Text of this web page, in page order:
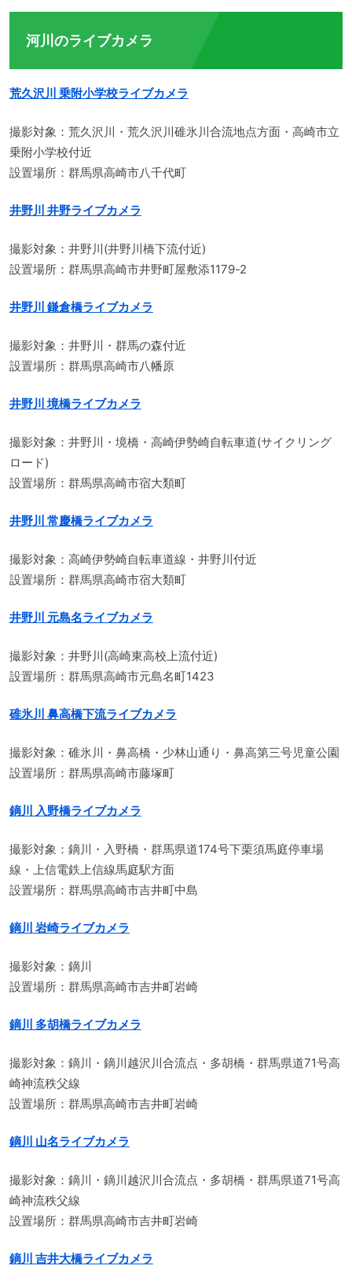
河川のライブカメラ
荒久沢川 乗附小学校ライブカメラ
撮影対象：荒久沢川・荒久沢川碓氷川合流地点方面・高崎市立
乗附小学校付近
設置場所：群馬県高崎市八千代町
井野川 井野ライブカメラ
撮影対象：井野川(井野川橋下流付近)
設置場所：群馬県高崎市井野町屋敷添1179-2
井野川 鎌倉橋ライブカメラ
撮影対象：井野川・群馬の森付近
設置場所：群馬県高崎市八幡原
井野川 境橋ライブカメラ
撮影対象：井野川・境橋・高崎伊勢崎自転車道(サイクリング
ロード)
設置場所：群馬県高崎市宿大類町
井野川 常慶橋ライブカメラ
撮影対象：高崎伊勢崎自転車道線・井野川付近
設置場所：群馬県高崎市宿大類町
井野川 元島名ライブカメラ
撮影対象：井野川(高崎東高校上流付近)
設置場所：群馬県高崎市元島名町1423
碓氷川 鼻高橋下流ライブカメラ
撮影対象：碓氷川・鼻高橋・少林山通り・鼻高第三号児童公園
設置場所：群馬県高崎市藤塚町
鏑川 入野橋ライブカメラ
撮影対象：鏑川・入野橋・群馬県道174号下栗須馬庭停車場
線・上信電鉄上信線馬庭駅方面
設置場所：群馬県高崎市吉井町中島
鏑川 岩崎ライブカメラ
撮影対象：鏑川
設置場所：群馬県高崎市吉井町岩崎
鏑川 多胡橋ライブカメラ
撮影対象：鏑川・鏑川越沢川合流点・多胡橋・群馬県道71号高
崎神流秩父線
設置場所：群馬県高崎市吉井町岩崎
鏑川 山名ライブカメラ
撮影対象：鏑川・鏑川越沢川合流点・多胡橋・群馬県道71号高
崎神流秩父線
設置場所：群馬県高崎市吉井町岩崎
鏑川 吉井大橋ライブカメラ